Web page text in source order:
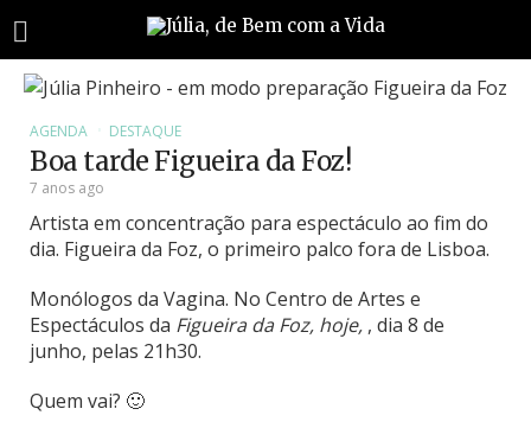
AGENDA DESTAQUE
Boa tarde Figueira da Foz!
7 anos ago
Artista em concentração para espectáculo ao fim do
dia. Figueira da Foz, o primeiro palco fora de Lisboa.
Monólogos da Vagina. No Centro de Artes e
Espectáculos da Figueira da Foz, hoje, , dia 8 de
junho, pelas 21h30.
Quem vai? 🙂